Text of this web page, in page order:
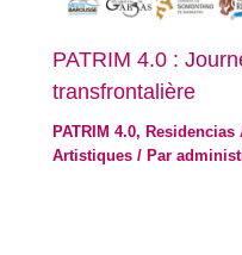
PATRIM 4.0 :
transfrontalière
PATRIM 4.0, Residencias
Artistiques / Par